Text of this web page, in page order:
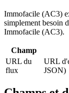
Immofacile (AC3)
simplement besoin
Immofacile (AC3).
Champ
URL du
flux
URL
JSON)